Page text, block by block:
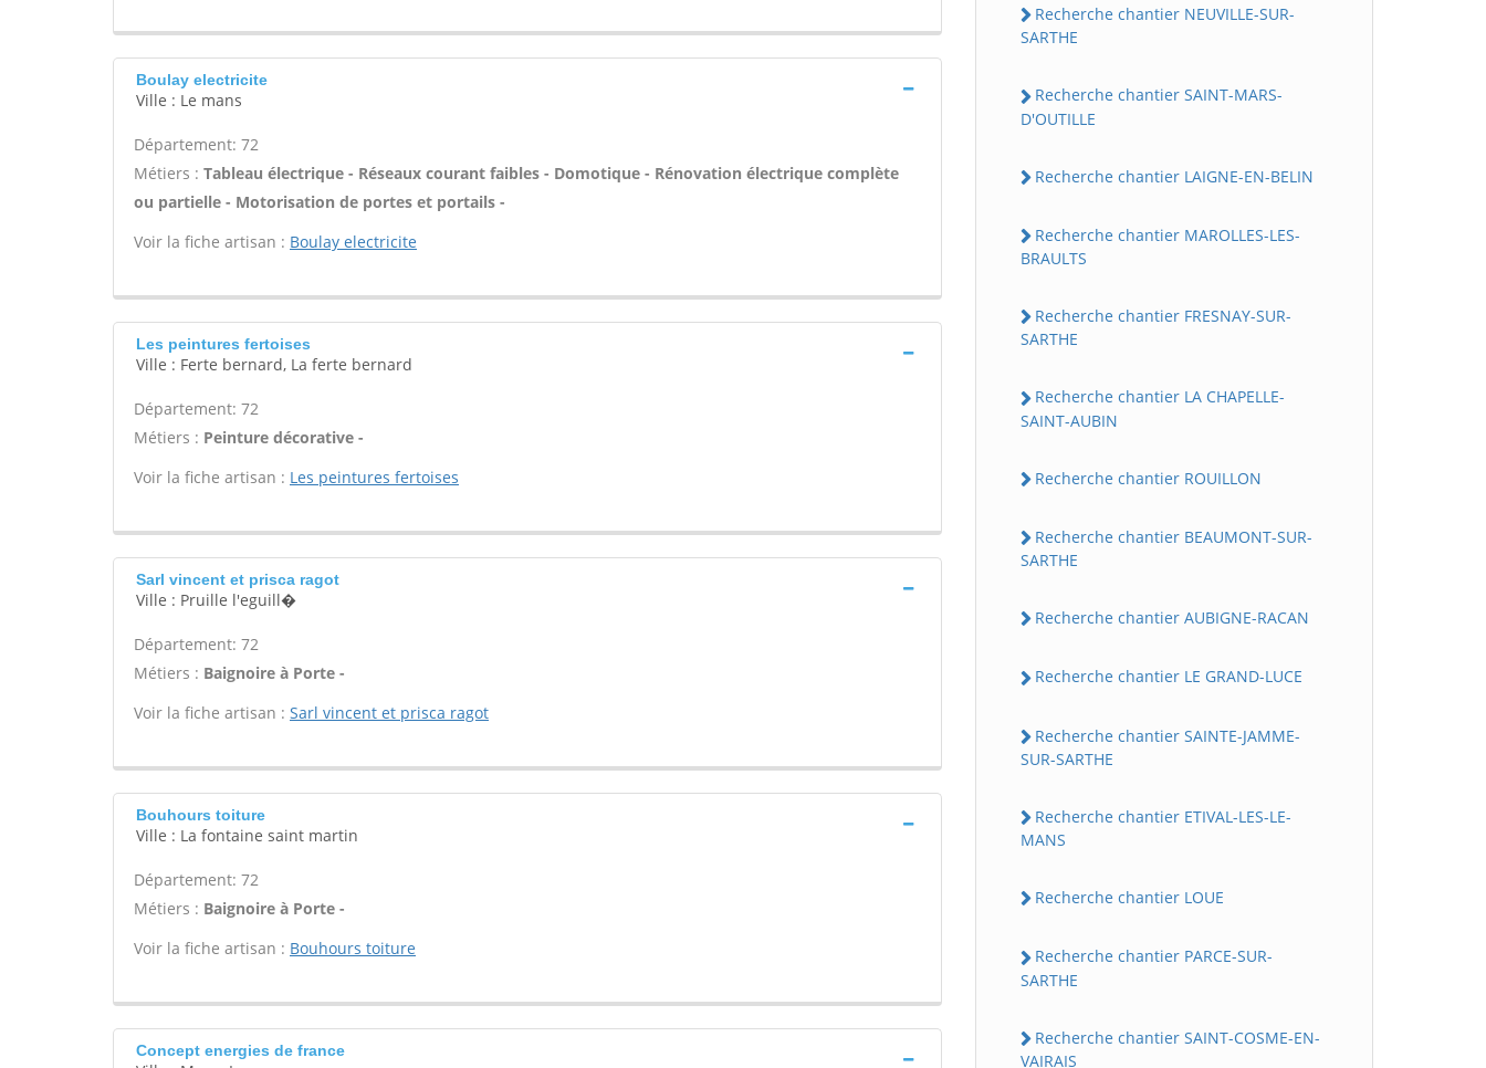
Boulay electricite
Ville : Le mans
Département: 72
Métiers : Tableau électrique - Réseaux courant faibles - Domotique - Rénovation électrique complète
ou partielle - Motorisation de portes et portails -
Voir la fiche artisan : Boulay electricite
Les peintures fertoises
Ville : Ferte bernard, La ferte bernard
Département: 72
Métiers : Peinture décorative -
Voir la fiche artisan : Les peintures fertoises
Sarl vincent et prisca ragot
Ville : Pruille l'eguill�
Département: 72
Métiers : Baignoire à Porte -
Voir la fiche artisan : Sarl vincent et prisca ragot
Bouhours toiture
Ville : La fontaine saint martin
Département: 72
Métiers : Baignoire à Porte -
Voir la fiche artisan : Bouhours toiture
Concept energies de france
Recherche chantier NEUVILLE-SUR-
SARTHE
Recherche chantier SAINT-MARS-
D'OUTILLE
Recherche chantier LAIGNE-EN-BELIN
Recherche chantier MAROLLES-LES-
BRAULTS
Recherche chantier FRESNAY-SUR-
SARTHE
Recherche chantier LA CHAPELLE-
SAINT-AUBIN
Recherche chantier ROUILLON
Recherche chantier BEAUMONT-SUR-
SARTHE
Recherche chantier AUBIGNE-RACAN
Recherche chantier LE GRAND-LUCE
Recherche chantier SAINTE-JAMME-
SUR-SARTHE
Recherche chantier ETIVAL-LES-LE-
MANS
Recherche chantier LOUE
Recherche chantier PARCE-SUR-
SARTHE
Recherche chantier SAINT-COSME-EN-
VAIRAIS